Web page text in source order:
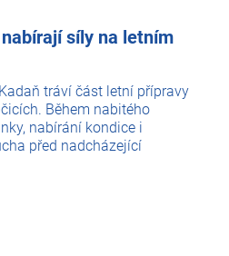
síly na letním
tráví část letní přípravy
Během nabitého
nabírání kondice i
před nadcházející